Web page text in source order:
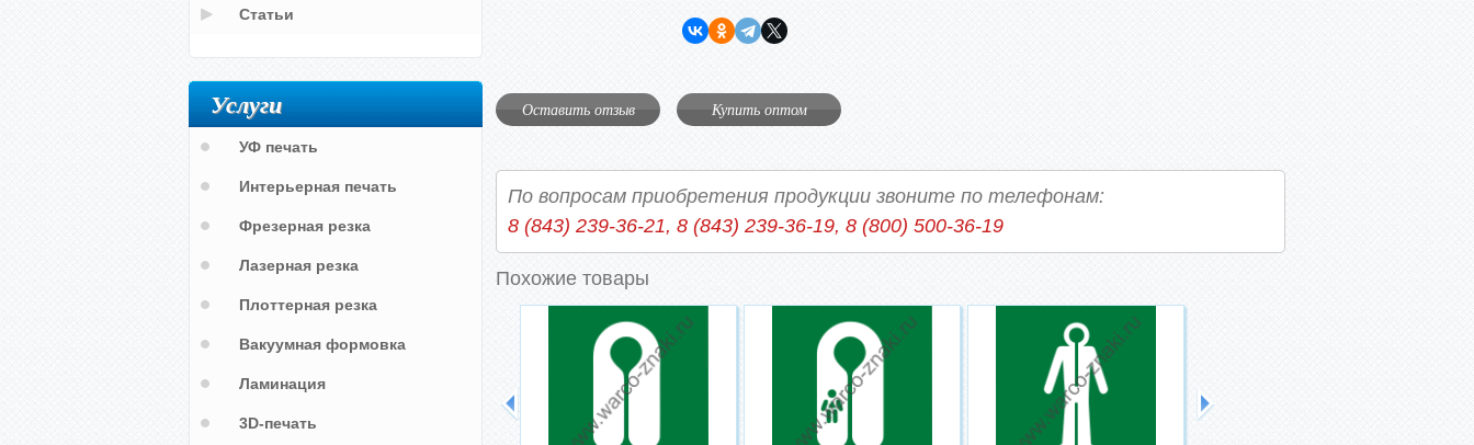
Оставить отзыв Купить оптом
По вопросам приобретения продукции звоните по телефонам:
8 (843) 239-36-21, 8 (843) 239-36-19, 8 (800) 500-36-19
Похожие товары
Статьи
Услуги
УФ печать
Интерьерная печать
Фрезерная резка
Лазерная резка
Плоттерная резка
Вакуумная формовка
Ламинация
3D-печать